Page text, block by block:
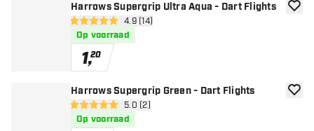
Harrows Supergrip Ultra Aqua - Dart Flights
open reviews drawer
4.9 score sterren4.9 (14)
Op voorraad
1,20
Harrows Supergrip Green - Dart Flights
open reviews drawer
5 score sterren5.0 (2)
Op voorraad